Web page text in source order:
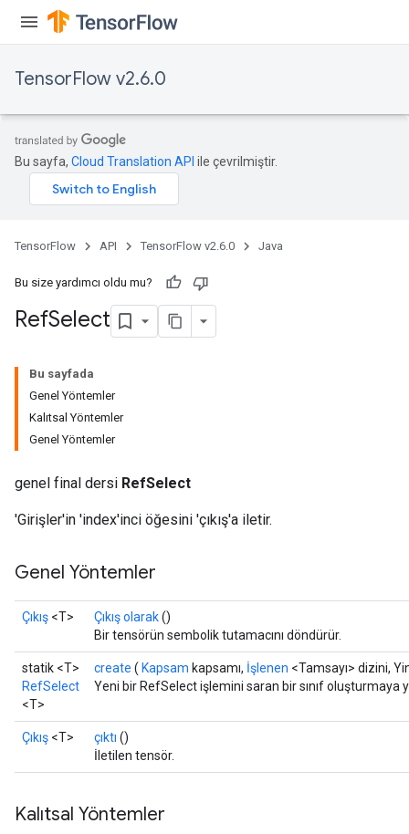
TensorFlow v2.6.0
Bu sayfa, Cloud Translation API ile çevrilmiştir.
TensorFlow API TensorFlow v2.6.0 Java
Bu size yardımcı oldu mu?
RefSelect
Bu sayfada
Genel Yöntemler
Kalıtsal Yöntemler
Genel Yöntemler
genel final dersi RefSelect
'Girişler'in 'index'inci öğesini 'çıkış'a iletir.
Genel Yöntemler
Çıkış <T> Çıkış olarak()
Bir tensörün sembolik tutamacını döndürür.
statik <T>
RefSelect
<T>
create ( Kapsam kapsamı, İşlenen <Tamsayı> dizini,
Yeni bir RefSelect işlemini saran bir sınıf oluşturmaya
Çıkış <T> çıktı ()
İletilen tensör.
Kalıtsal Yöntemler